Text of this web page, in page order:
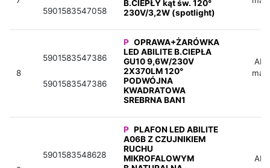
5901583547058
B.CIEPŁY kąt św. 120°
230V/3,2W (spotlight)
8
5901583547386
5901583547386
P OPRAWA+ŻARÓWKA
LED ABILITE B.CIEPŁA
GU10 9,6W/230V
2X370LM 120°
PODWÓJNA
KWADRATOWA
SREBRNA BAN1
5901583548628
P PLAFON LED ABILITE
A06B Z CZUJNIKIEM
RUCHU
MIKROFALOWYM